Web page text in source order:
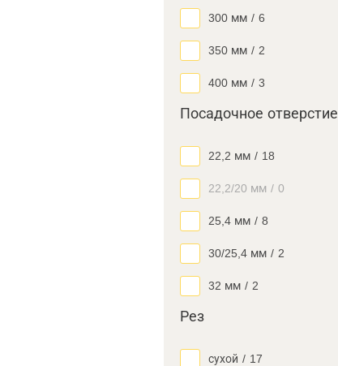
300 мм / 6
350 мм / 2
400 мм / 3
Посадочное отверстие
22,2 мм / 18
22,2/20 мм / 0
25,4 мм / 8
30/25,4 мм / 2
32 мм / 2
Рез
сухой / 17